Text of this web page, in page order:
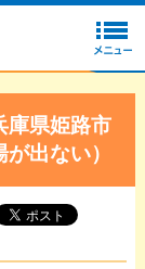
庫県姫路市
出ない）